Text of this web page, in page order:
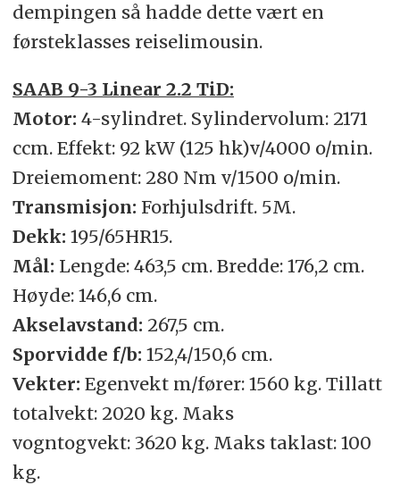
dempingen så hadde dette vært en
førsteklasses reiselimousin.
SAAB 9-3 Linear 2.2 TiD:
Motor: 4-sylindret. Sylindervolum: 2171
ccm. Effekt: 92 kW (125 hk)v/4000 o/min.
Dreiemoment: 280 Nm v/1500 o/min.
Transmisjon: Forhjulsdrift. 5M.
Dekk: 195/65HR15.
Mål: Lengde: 463,5 cm. Bredde: 176,2 cm.
Høyde: 146,6 cm.
Akselavstand: 267,5 cm.
Sporvidde f/b: 152,4/150,6 cm.
Vekter: Egenvekt m/fører: 1560 kg. Tillatt
totalvekt: 2020 kg. Maks
vogntogvekt: 3620 kg. Maks taklast: 100
kg.